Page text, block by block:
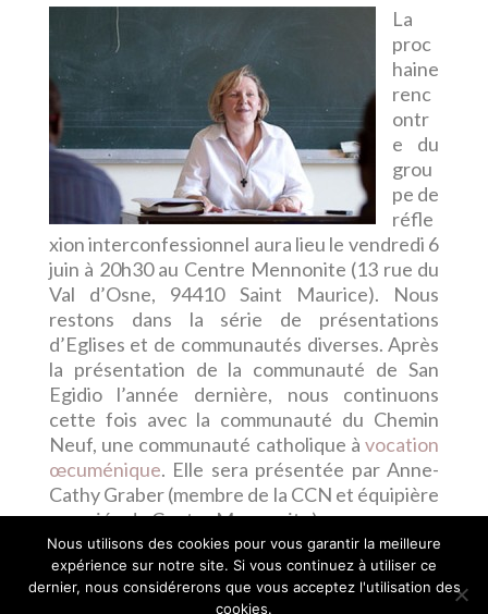
La
proc
haine
renc
ontr
e du
grou
pe de
réfle
xion interconfessionnel aura lieu le vendredi 6
juin à 20h30 au Centre Mennonite (13 rue du
Val d’Osne, 94410 Saint Maurice). Nous
restons dans la série de présentations
d’Eglises et de communautés diverses. Après
la présentation de la communauté de San
Egidio l’année dernière, nous continuons
cette fois avec la communauté du Chemin
Neuf, une communauté catholique àvocation
œcuménique. Elle sera présentée par Anne-
Cathy Graber (membre de la CCN et équipière
associée du Centre Mennonite).
Nous utilisons des cookies pour vous garantir la meilleure
expérience sur notre site. Si vous continuez à utiliser ce
dernier, nous considérerons que vous acceptez l'utilisation des
cookies.